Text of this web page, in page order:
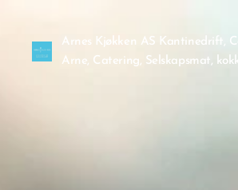
Arnes Kjøkken AS Kantinedrift,
Arne, Catering, Selskapsmat,